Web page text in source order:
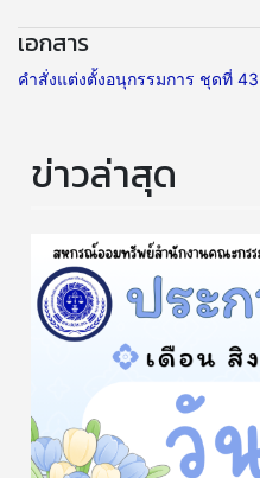
เอกสาร
คำสั่งแต่งตั้งอนุกรรมการ ชุดที่
ข่าวล่าสุด